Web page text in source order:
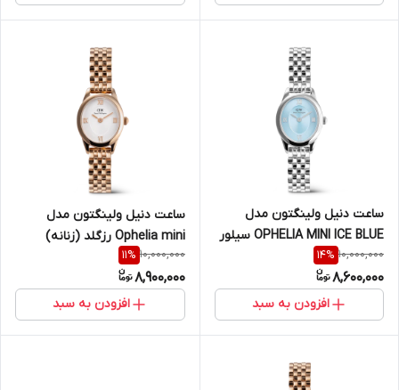
ساعت دنیل ولینگتون مدل
OPHELIA MINI ICE BLUE سیلور
(زنانه)
10,000,000
14%
8,600,000
افزودن به سبد
ساعت دنیل ولینگتون مدل
Ophelia mini رزگلد (زنانه)
10,000,000
11%
8,900,000
افزودن به سبد